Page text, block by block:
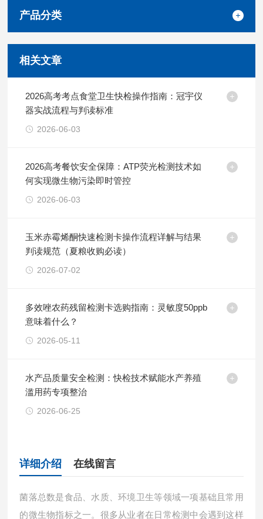
产品分类
相关文章
2026高考考点食堂卫生快检操作指南：冠宇仪
器实战流程与判读标准
2026-06-03
2026高考餐饮安全保障：ATP荧光检测技术如
何实现微生物污染即时管控
2026-06-03
玉米赤霉烯酮快速检测卡操作流程详解与结果
判读规范（夏粮收购必读）
2026-07-02
多效唑农药残留检测卡选购指南：灵敏度50ppb
意味着什么？
2026-05-11
水产品质量安全检测：快检技术赋能水产养殖
滥用药专项整治
2026-06-25
详细介绍 在线留言
菌落总数是食品、水质、环境卫生等领域一项基础且常用
的微生物指标之一。很多从业者在日常检测中会遇到这样